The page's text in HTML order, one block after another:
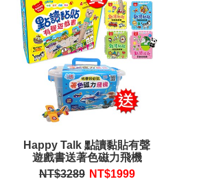
Happy Talk 點讀黏貼有聲
遊戲書送著色磁力飛機
NT$3289 NT$1999